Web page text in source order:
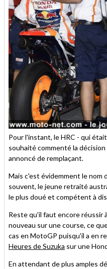
Pour l'instant, le HRC - qui
souhaité commenté la
annoncé de remplaçant.
Mais c'est évidemment le nom
souvent, le jeune retraité
le plus doué et compétent à
Reste qu'il faut encore réussir
nouveau sur une course, ce
cas en MotoGP puisqu'il a en
Heures de Suzuka sur une
En attendant de plus amples